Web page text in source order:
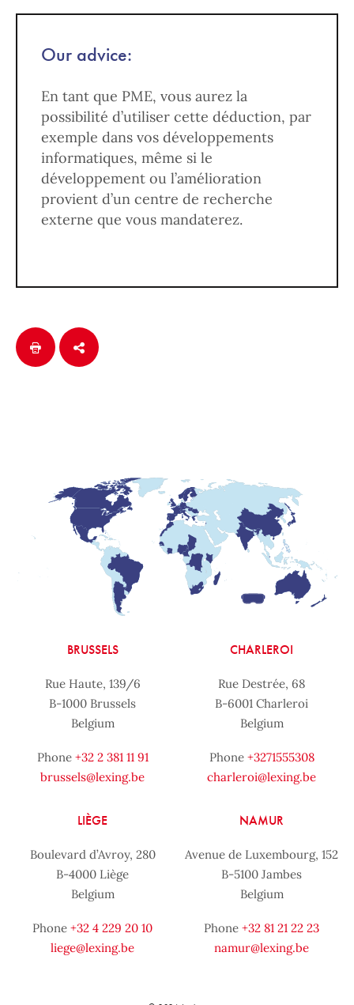
Our advice:
En tant que PME, vous aurez la
possibilité d’utiliser cette déduction, par
exemple dans vos développements
informatiques, même si le
développement ou l’amélioration
provient d’un centre de recherche
externe que vous mandaterez.
BRUSSELS
Rue Haute, 139/6
B-1000 Brussels
Belgium
Phone +32 2 381 11 91
brussels@lexing.be
CHARLEROI
Rue Destrée, 68
B-6001 Charleroi
Belgium
Phone +3271555308
charleroi@lexing.be
LIÈGE
Boulevard d’Avroy, 280
B-4000 Liège
Belgium
Phone +32 4 229 20 10
liege@lexing.be
NAMUR
Avenue de Luxembourg, 152
B-5100 Jambes
Belgium
Phone +32 81 21 22 23
namur@lexing.be